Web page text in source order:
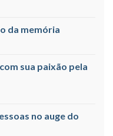
da memória
sua paixão pela
no auge do